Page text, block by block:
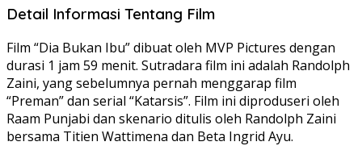
Detail Informasi Tentang Film
Film “Dia Bukan Ibu” dibuat oleh MVP Pictures dengan
durasi 1 jam 59 menit. Sutradara film ini adalah Randolph
Zaini, yang sebelumnya pernah menggarap film
“Preman” dan serial “Katarsis”. Film ini diproduseri oleh
Raam Punjabi dan skenario ditulis oleh Randolph Zaini
bersama Titien Wattimena dan Beta Ingrid Ayu.